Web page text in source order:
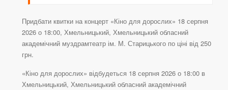
Придбати квитки на концерт «Кіно для дорослих» 18 серпня
2026 о 18:00, Хмельницький, Хмельницький обласний
академічний муздрамтеатр ім. М. Старицького по ціні від 250
грн.
«Кіно для дорослих» відбудеться 18 серпня 2026 о 18:00 в
Хмельницький, Хмельницький обласний академічний